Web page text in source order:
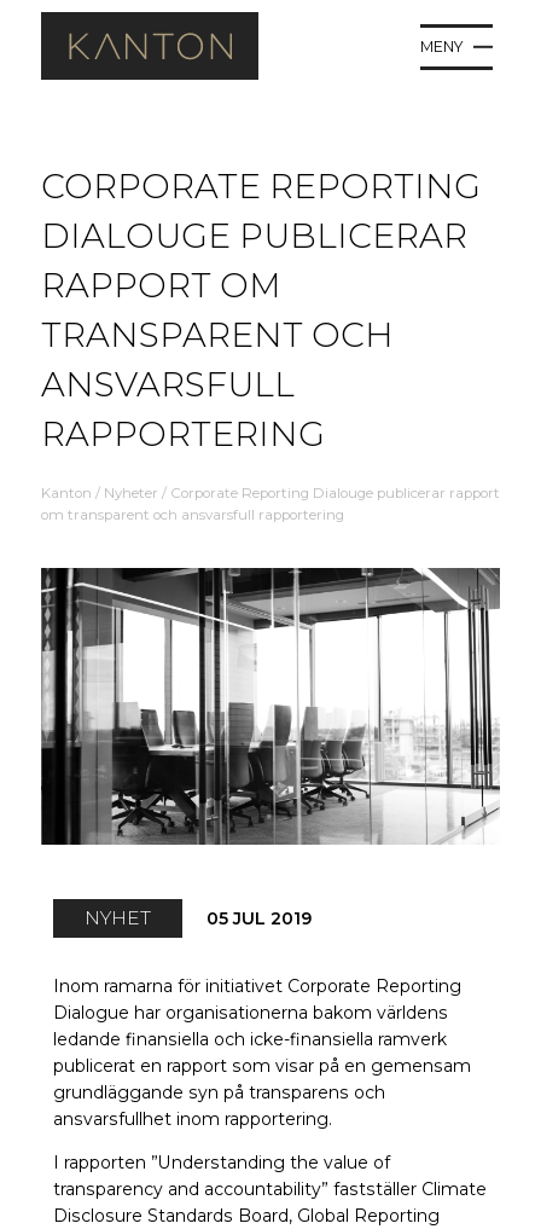
MENY
CORPORATE REPORTING
DIALOUGE PUBLICERAR
RAPPORT OM
TRANSPARENT OCH
ANSVARSFULL
RAPPORTERING
Kanton / Nyheter / Corporate Reporting Dialouge publicerar rapport
om transparent och ansvarsfull rapportering
NYHET 05 JUL 2019
Inom ramarna för initiativet Corporate Reporting
Dialogue har organisationerna bakom världens
ledande finansiella och icke-finansiella ramverk
publicerat en rapport som visar på en gemensam
grundläggande syn på transparens och
ansvarsfullhet inom rapportering.
I rapporten ”Understanding the value of
transparency and accountability” fastställer Climate
Disclosure Standards Board, Global Reporting